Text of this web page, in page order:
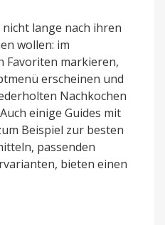
lange nach ihren
wollen: im
Favoriten markieren,
erscheinen und
Nachkochen
einige Guides mit
Beispiel zur besten
passenden
bieten einen